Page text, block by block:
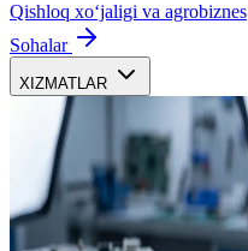
Qishloq xoʻjaligi va agrobiznes
Sohalar
XIZMATLAR